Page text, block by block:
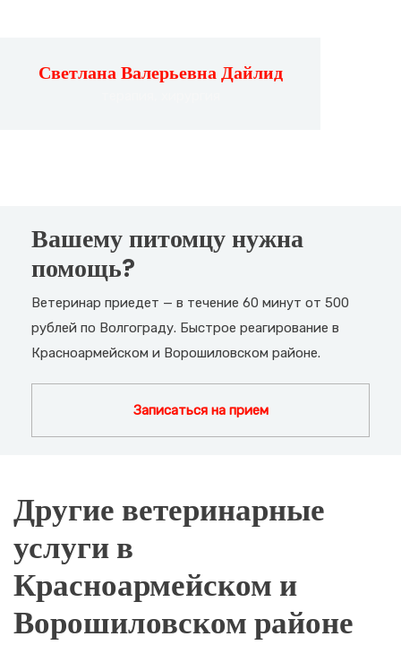
Светлана Валерьевна Дайлид
Вашему питомцу нужна
помощь?
Ветеринар приедет — в течение 60 минут от 500
рублей по Волгограду. Быстрое реагирование в
Красноармейском и Ворошиловском районе.
Записаться на прием
Другие ветеринарные
услуги в
Красноармейском и
Ворошиловском районе